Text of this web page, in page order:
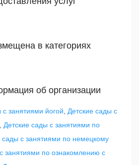
в категориях
об организации
с занятиями йогой
Детские сады с
Детские сады с занятиями по
сады с занятиями по немецкому
занятиями по ознакомлению с